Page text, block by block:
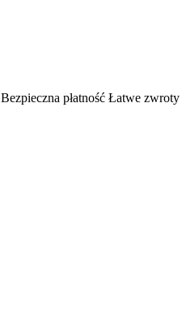
Bezpieczna płatność Łatwe zwroty